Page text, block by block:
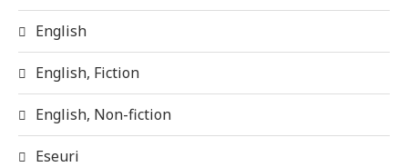
English
English, Fiction
English, Non-fiction
Eseuri